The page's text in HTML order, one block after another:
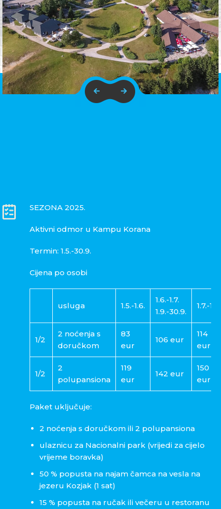
SEZONA 2025.
Aktivni odmor u Kampu Korana
Termin: 1.5.-30.9.
Cijena po osobi
usluga 1.5.-1.6.
1.6.-1.7.
1.9.-30.9.
1.7.-1.9.
1/2
2 noćenja s
doručkom
83
eur
106 eur
114
eur
1/2
2
polupansiona
119
eur
142 eur
150
eur
Paket uključuje:
2 noćenja s doručkom ili 2 polupansiona
ulaznicu za Nacionalni park (vrijedi za cijelo
vrijeme boravka)
50 % popusta na najam čamca na vesla na
jezeru Kozjak (1 sat)
15 % popusta na ručak ili večeru u restoranu